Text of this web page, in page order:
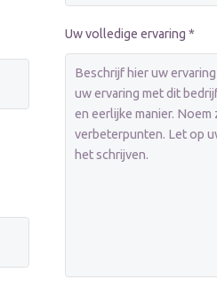
Uw volledige ervaring *